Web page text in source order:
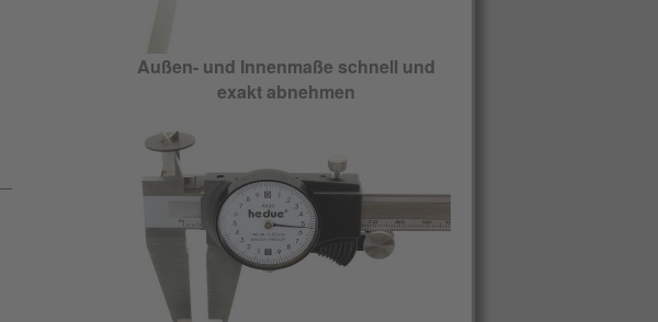
Außen- und Innenmaße schnell und
exakt abnehmen